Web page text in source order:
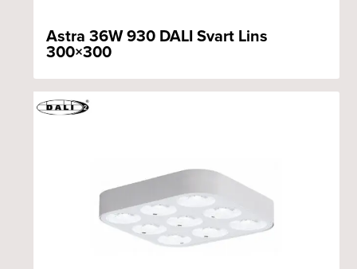
Astra 36W 930 DALI Svart Lins
300×300